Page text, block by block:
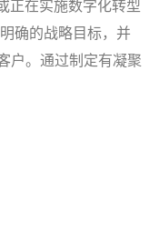
正在实施数字化转型
确的战略目标，并
户。通过制定有凝聚